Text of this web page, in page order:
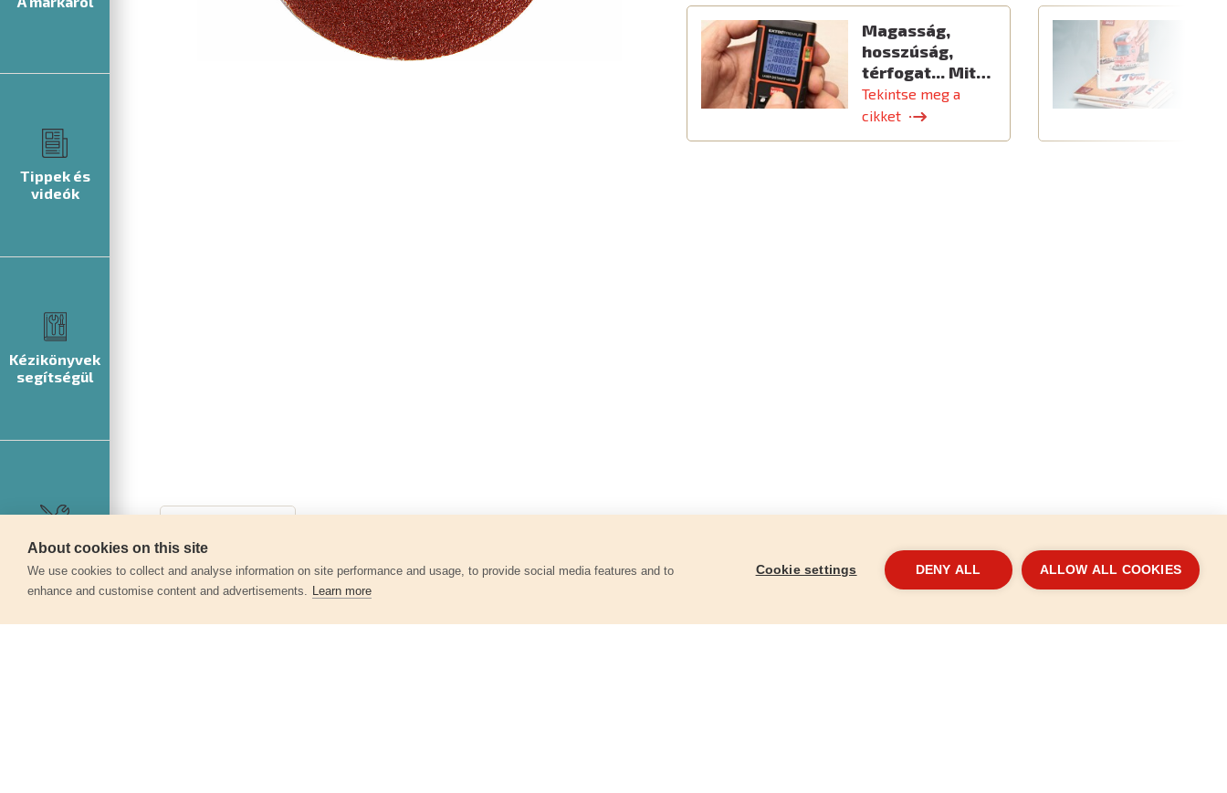
Tippek és
videók
Kézikönyvek
segítségül
Szerviz
Magasság,
hosszúság,
térfogat... Mit…
Tekintse meg a
cikket
About cookies on this site
We use cookies to collect and analyse information on site performance and usage, to provide social media features and to
enhance and customise content and advertisements. Learn more
Cookie settings DENY ALL ALLOW ALL COOKIES